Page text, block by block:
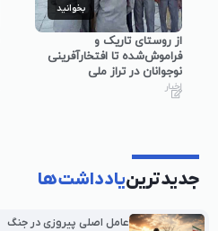
بخوانید
از روستای تاریک و
فراموش‌شده تا افتخارآفرینی
نوجوانان در تراز ملی
اخبار
جدیدترینیادداشت‌ها
عامل اصلی پیروزی در جنگ